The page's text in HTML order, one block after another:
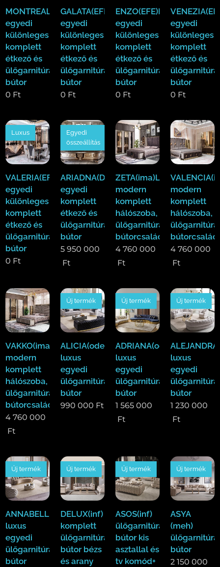
MONTREAL(EFE)Luxus
egyedi
különleges
komplett
étkező és
ülőgarnitúra
bútor
0 Ft
GALATA(EFE)Luxus
egyedi
különleges
komplett
étkező és
ülőgarnitúra
bútor
0 Ft
ENZO(EFE)Luxus
egyedi
különleges
komplett
étkező és
ülőgarnitúra
bútor
0 Ft
egyedi
különleges
komplett
étkező és
ülőgarnitúra
bútor
0 Ft
VALERIA(EFE)Luxus
egyedi
különleges
komplett
étkező és
ülőgarnitúra
bútor
Luxus
0 Ft
ARIADNA(Duy)Luxus
egyedi
komplett
étkező és
ülőgarnitúra
bútor
Egyedi
összeállítás
5 950 000
Ft
ZETA(ima)Luxus
modern
komplett
hálószoba,
ülőgarnitúra,étkező
bútorcsalád!
4 760 000
Ft
modern
komplett
hálószoba,
bútorcsalád!
4 760 000
Ft
VAKKO(ima)Luxus
modern
komplett
hálószoba,
ülőgarnitúra,étkező
bútorcsalád!
4 760 000
Ft
ALICIA(ode)
luxus
egyedi
ülőgarnitúra
bútor
Új termék
990 000 Ft
ADRIANA(ode)
luxus
egyedi
ülőgarnitúra
bútor
Új termék
1 565 000
Ft
luxus
egyedi
ülőgarnitúra
bútor
Új termék
1 230 000
Ft
ANNABELLE(ode)
luxus
egyedi
ülőgarnitúra
bútor
Új termék
DELUX(inf)
komplett
ülőgarnitúra
bútor bézs
és arany
Új termék
ASOS(inf)
ülőgarnitúra
bútor kis
asztallal és
tv komód+
Új termék
ASYA
(meh)
ülőgarnitúra
bútor
Új termék
2 150 000